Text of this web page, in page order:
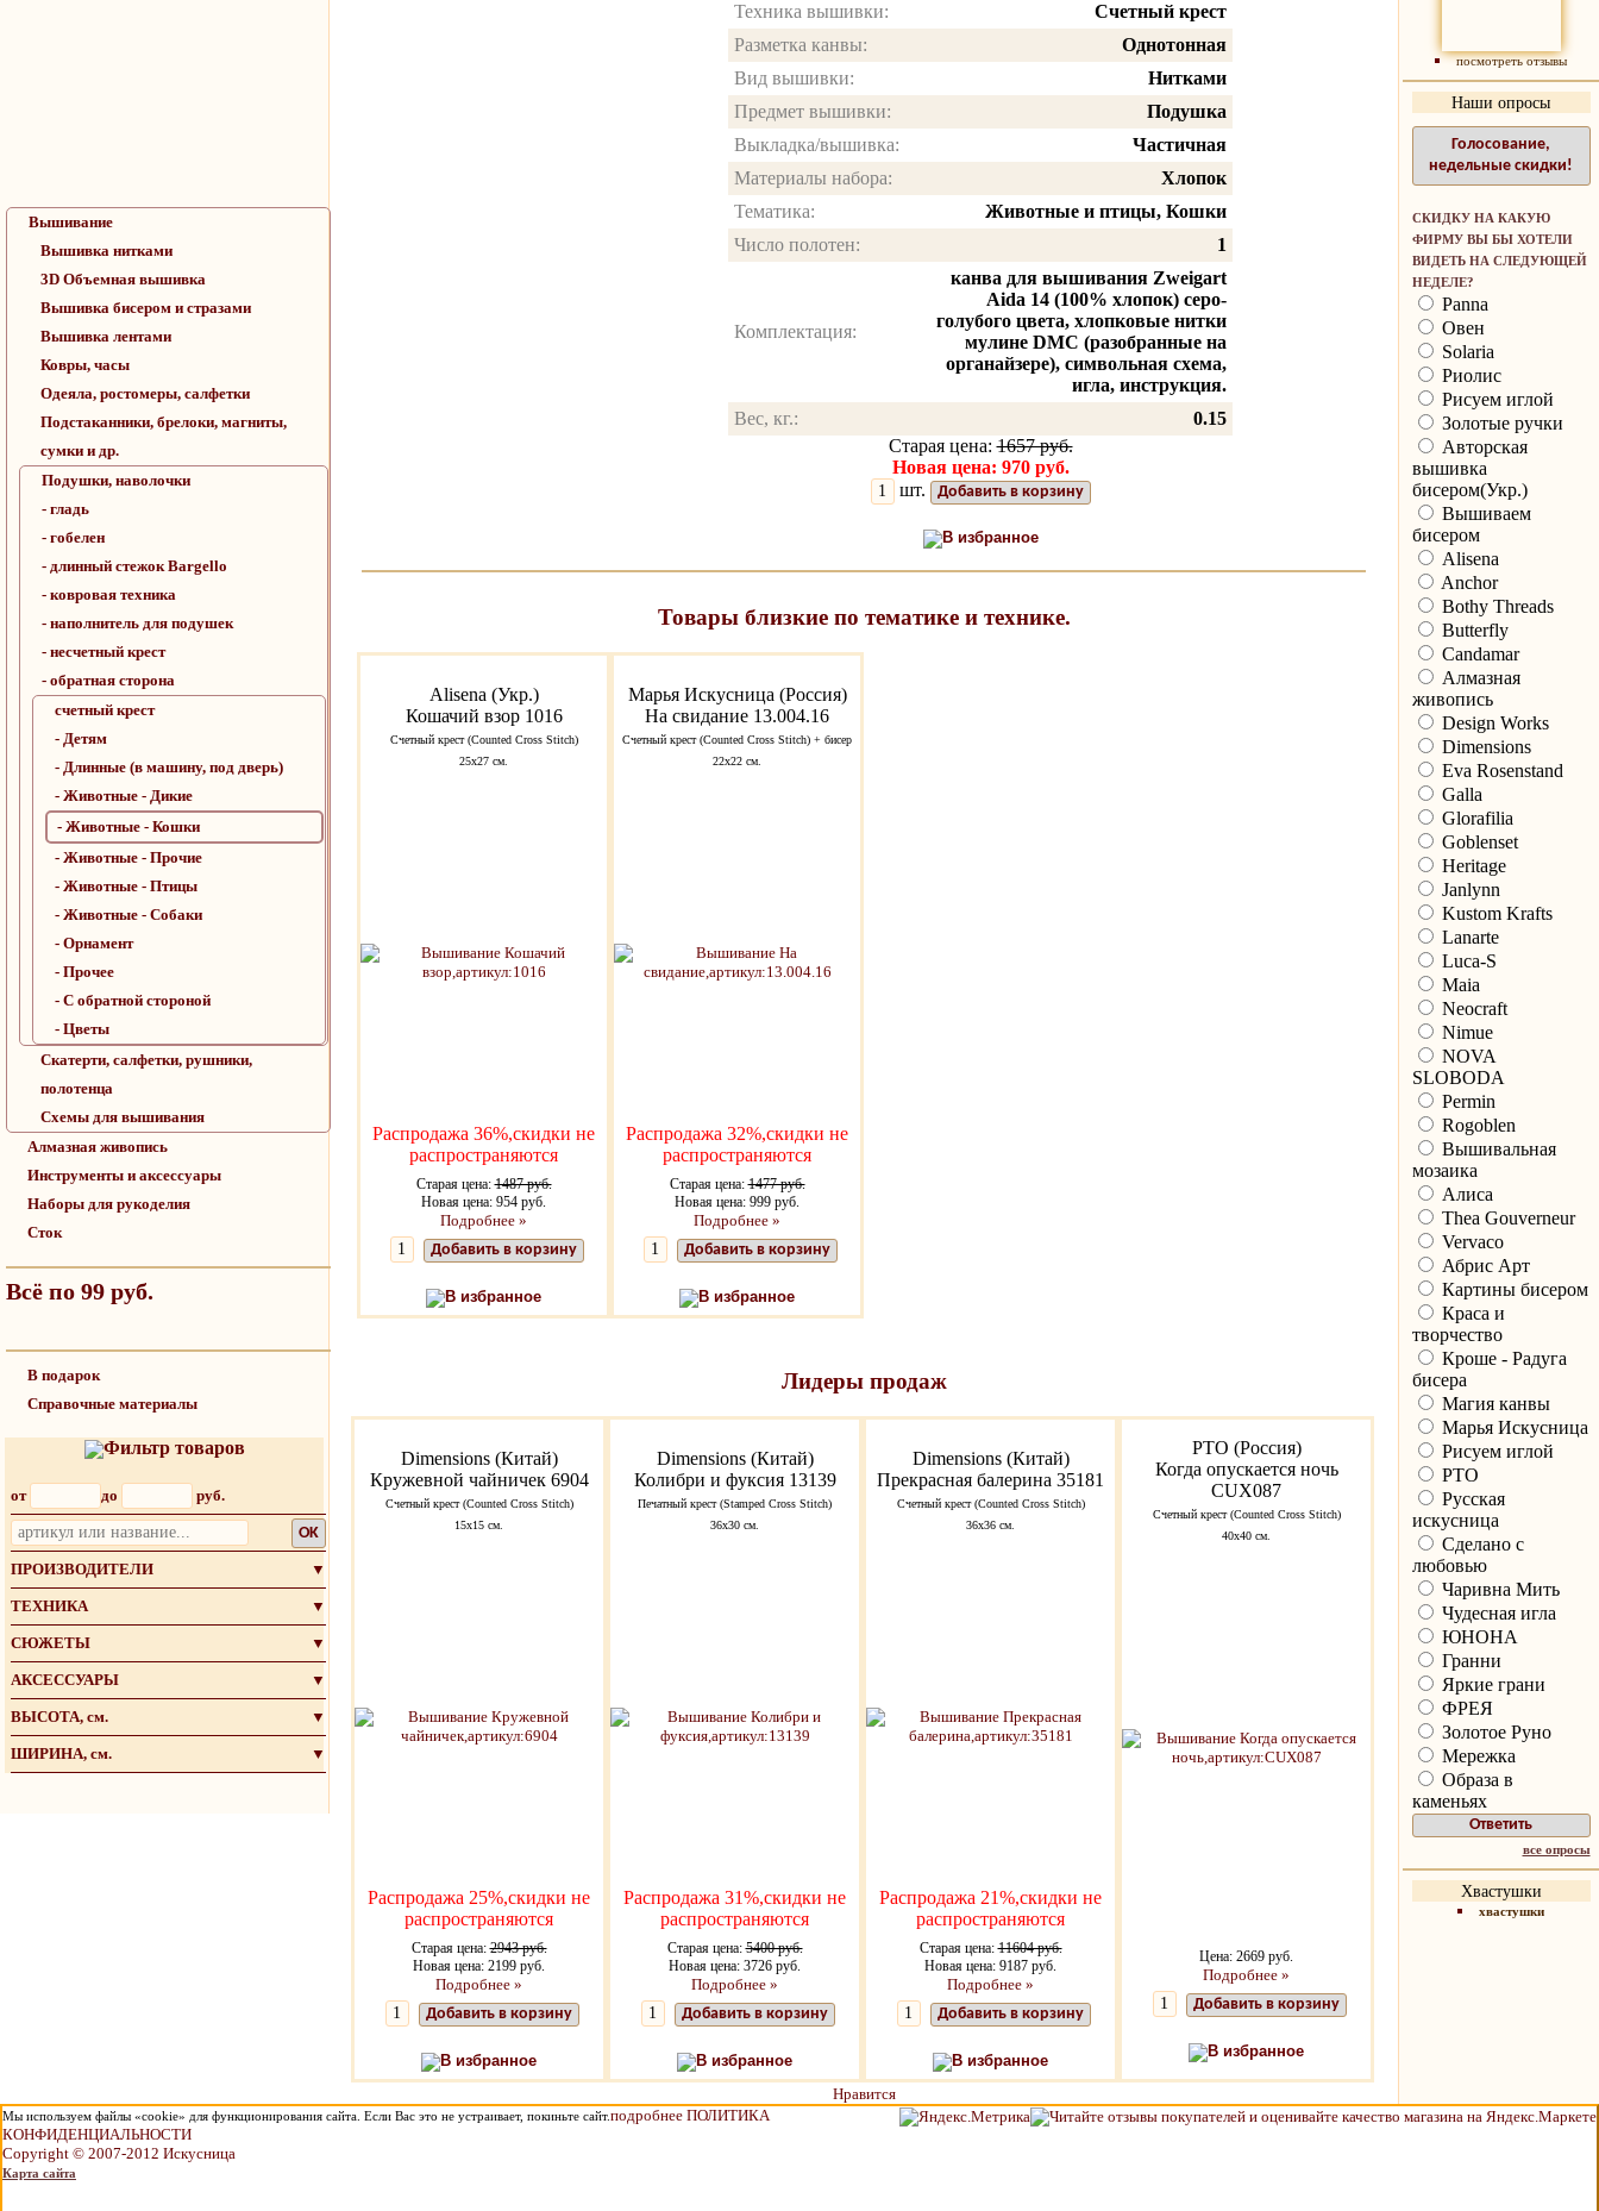
Вышивание
Вышивка нитками
3D Объемная вышивка
Вышивка бисером и стразами
Вышивка лентами
Ковры, часы
Одеяла, ростомеры, салфетки
Подстаканники, брелоки, магниты,
сумки и др.
Подушки, наволочки
- гладь
- гобелен
- длинный стежок Bargello
- ковровая техника
- наполнитель для подушек
- несчетный крест
- обратная сторона
счетный крест
- Детям
- Длинные (в машину, под дверь)
- Животные - Дикие
- Животные - Кошки
- Животные - Прочие
- Животные - Птицы
- Животные - Собаки
- Орнамент
- Прочее
- С обратной стороной
- Цветы
Скатерти, салфетки, рушники,
полотенца
Схемы для вышивания
Алмазная живопись
Инструменты и аксессуары
Наборы для рукоделия
Сток
Всё по 99 руб.
В подарок
Справочные материалы
Фильтр товаров
от до руб.
OK
ПРОИЗВОДИТЕЛИ
▼
ТЕХНИКА ▼
СЮЖЕТЫ ▼
АКСЕССУАРЫ ▼
ВЫСОТА, см. ▼
ШИРИНА, см. ▼
Техника вышивки:
Счетный крест
Разметка канвы:
Однотонная
Вид вышивки:
Нитками
Предмет вышивки:
Подушка
Выкладка/вышивка:
Частичная
Материалы набора:
Хлопок
Тематика:
Животные и птицы, Кошки
Число полотен:
1
Комплектация:
канва для вышивания Zweigart
Aida 14 (100% хлопок) серо-
голубого цвета, хлопковые нитки
мулине DMC (разобранные на
органайзере), символьная схема,
игла, инструкция.
Вес, кг.:
0.15
Старая цена:1657 руб.
Новая цена: 970 руб.
шт.
Добавить в корзину
В избранное
Товары близкие по тематике и технике.
Alisena (Укр.)
Кошачий взор 1016
Счетный крест (Counted Cross Stitch)
25x27 см.
Распродажа 36%,скидки не
распространяются
Старая цена:1487 руб.
Новая цена: 954 руб.
Подробнее »
Добавить в корзину
В избранное
Марья Искусница (Россия)
На свидание 13.004.16
Счетный крест (Counted Cross Stitch) + бисер
22x22 см.
Распродажа 32%,скидки не
распространяются
Старая цена:1477 руб.
Новая цена: 999 руб.
Подробнее »
Добавить в корзину
В избранное
Лидеры продаж
Dimensions (Китай)
Кружевной чайничек 6904
Счетный крест (Counted Cross Stitch)
15x15 см.
Распродажа 25%,скидки не
распространяются
Старая цена:2943 руб.
Новая цена: 2199 руб.
Подробнее »
Добавить в корзину
В избранное
Dimensions (Китай)
Колибри и фуксия 13139
Печатный крест (Stamped Cross Stitch)
36х30 см.
Распродажа 31%,скидки не
распространяются
Старая цена:5400 руб.
Новая цена: 3726 руб.
Подробнее »
Добавить в корзину
В избранное
Dimensions (Китай)
Прекрасная балерина 35181
Счетный крест (Counted Cross Stitch)
36х36 см.
Распродажа 21%,скидки не
распространяются
Старая цена:11604 руб.
Новая цена: 9187 руб.
Подробнее »
Добавить в корзину
В избранное
РТО (Россия)
Когда опускается ночь
CUX087
Счетный крест (Counted Cross Stitch)
40х40 см.
Цена: 2669 руб.
Подробнее »
Добавить в корзину
В избранное
Нравится
посмотреть отзывы
Наши опросы
Голосование,
недельные скидки!
СКИДКУ НА КАКУЮ
ФИРМУ ВЫ БЫ ХОТЕЛИ
ВИДЕТЬ НА СЛЕДУЮЩЕЙ
НЕДЕЛЕ?
Panna
Овен
Solaria
Риолис
Рисуем иглой
Золотые ручки
Авторская
вышивка
бисером(Укр.)
Вышиваем
бисером
Alisena
Anchor
Bothy Threads
Butterfly
Candamar
Алмазная
живопись
Design Works
Dimensions
Eva Rosenstand
Galla
Glorafilia
Goblenset
Heritage
Janlynn
Kustom Krafts
Lanarte
Luca-S
Maia
Neocraft
Nimue
NOVA
SLOBODA
Permin
Rogoblen
Вышивальная
мозаика
Алиса
Thea Gouverneur
Vervaco
Абрис Арт
Картины бисером
Краса и
творчество
Кроше - Радуга
бисера
Магия канвы
Марья Искусница
Рисуем иглой
РТО
Русская
искусница
Сделано с
любовью
Чаривна Мить
Чудесная игла
ЮНОНА
Гранни
Яркие грани
ФРЕЯ
Золотое Руно
Мережка
Образа в
каменьях
все опросы
Хвастушки
хвастушки
Мы используем файлы «cookie» для функционирования сайта. Если Вас это не устраивает, покиньте сайт.подробнее ПОЛИТИКА
КОНФИДЕНЦИАЛЬНОСТИ
Copyright © 2007-2012 Искусница
Карта сайта